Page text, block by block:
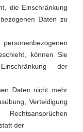
die Einschränkung
Daten zu
können Sie
der
Daten nicht mehr
Verteidigung
der